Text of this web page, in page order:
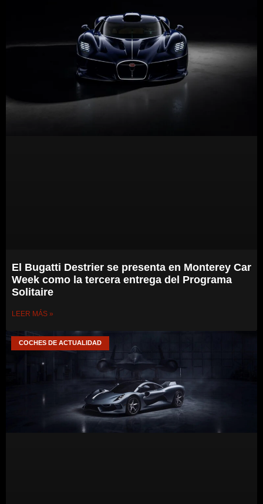
El Bugatti Destrier se presenta en Monterey Car
Week como la tercera entrega del Programa
Solitaire
LEER MÁS »
COCHES DE ACTUALIDAD